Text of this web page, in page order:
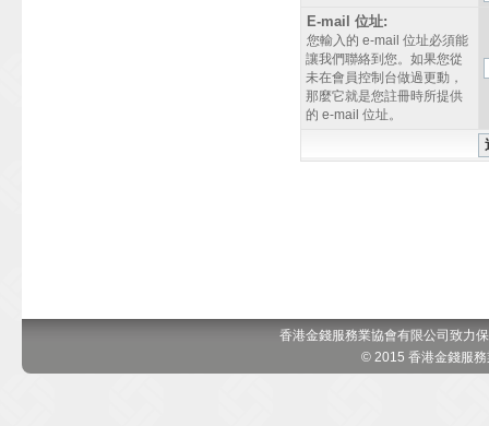
E-mail 位址:
您輸入的 e-mail 位址必須能
讓我們聯絡到您。如果您從
未在會員控制台做過更動，
那麼它就是您註冊時所提供
的 e-mail 位址。
香港金錢服務業協會有限公司致力
© 2015 香港金錢服